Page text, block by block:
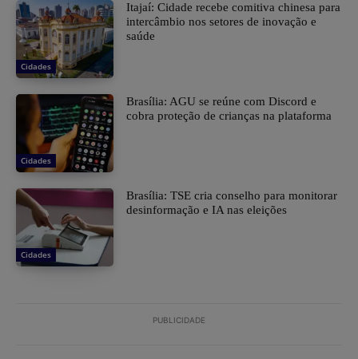
Cidades
Itajaí: Cidade recebe comitiva chinesa para
intercâmbio nos setores de inovação e
saúde
Cidades
Brasília: AGU se reúne com Discord e
cobra proteção de crianças na plataforma
Cidades
Brasília: TSE cria conselho para monitorar
desinformação e IA nas eleições
PUBLICIDADE